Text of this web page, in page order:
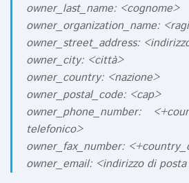
owner_last_name: <cognome>
owner_organization_name:
owner_street_address:
owner_city: <città>
owner_country: <nazione>
owner_postal_code: <cap>
owner_phone_number:
telefonico>
owner_fax_number:
owner_email: <indirizzo di